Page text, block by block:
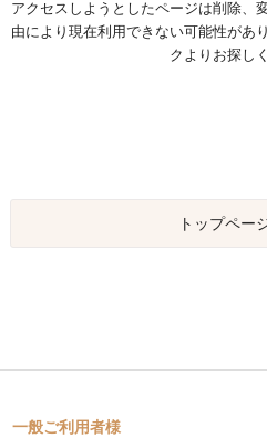
アクセスしようとしたページは削除、
由により現在利用できない可能性があ
クよりお探し
トップペー
一般ご利用者様